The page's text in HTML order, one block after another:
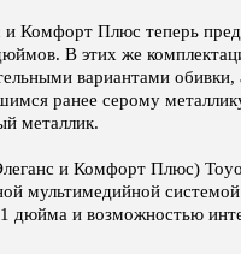
Комфорт Плюс теперь
В этих же
вариантами обивки,
ранее серому
металлик.
и Комфорт Плюс)
мультимедийной
дюйма и возможностью